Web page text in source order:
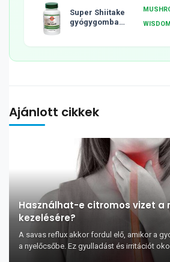
Super Shiitake
gyógygomba
WISDOM
Ajánlott cikkek
Használhat-e citromos vizet a
kezelésére?
A savas reflux akkor fordul elő, amikor a
a nyelőcsőbe. Ez gyulladást és irritációt